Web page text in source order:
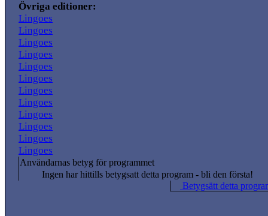
Övriga editioner:
Lingoes
Lingoes
Lingoes
Lingoes
Lingoes
Lingoes
Lingoes
Lingoes
Lingoes
Lingoes
Lingoes
Lingoes
Användarnas betyg för programmet
Ingen har hittills betygsatt detta program - bli den första!
Betygsätt detta